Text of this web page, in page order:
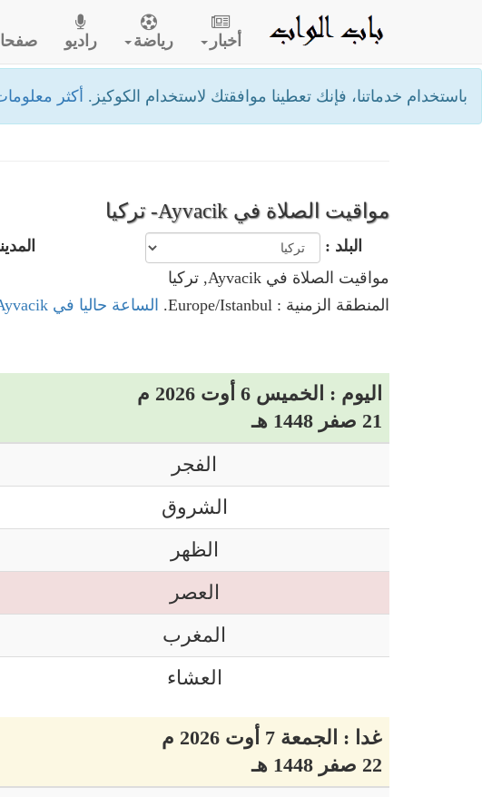
باستخدام خدماتنا، فإنك تعطينا موافقتك لاستخدام الكوكيز. أكثر
أخبار رياضة راديو
مواقيت الصلاة في Ayvacik- تركيا
البلد :
مواقيت الصلاة في Ayvacik, تركيا
المنطقة الزمنية : Europe/Istanbul.
الساعة حاليا في Ayvacik, تركيا
اليوم : الخميس 6 أوت 2026 م
21 صفر 1448 هـ
الفجر
الشروق
الظهر
العصر
المغرب
العشاء
غدا : الجمعة 7 أوت 2026 م
22 صفر 1448 هـ